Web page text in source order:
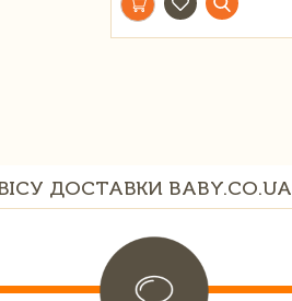
ДОСТАВКИ BABY.CO.UA